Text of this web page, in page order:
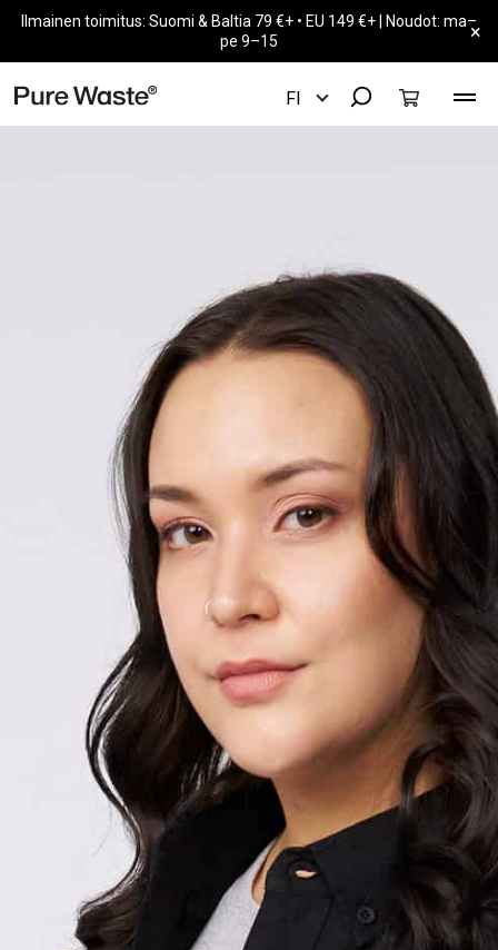
Ilmainen toimitus: Suomi & Baltia 79 €+ • EU 149 €+ | Noudot: ma–
pe 9–15
×